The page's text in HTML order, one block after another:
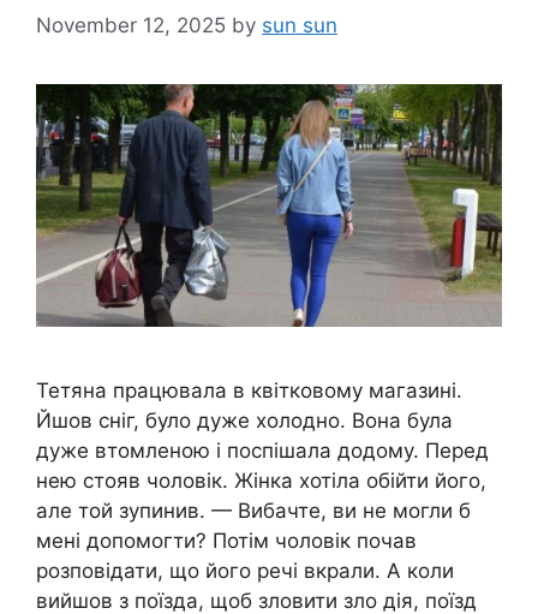
November 12, 2025 by sun sun
Тетяна працювала в квітковому магазині.
Йшов сніг, було дуже холодно. Вона була
дуже втомленою і поспішала додому. Перед
нею стояв чоловік. Жінка хотіла обійти його,
але той зупинив. — Вибачте, ви не могли б
мені допомогти? Потім чоловік почав
розповідати, що його речі вкрали. А коли
вийшов з поїзда, щоб зловити зло дія, поїзд